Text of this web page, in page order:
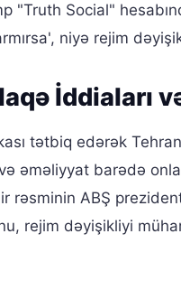
"Truth Social"
niyə rejim
İddiaları
tətbiq edərək
əməliyyat barədə
rəsminin ABŞ
rejim dəyişikliyi